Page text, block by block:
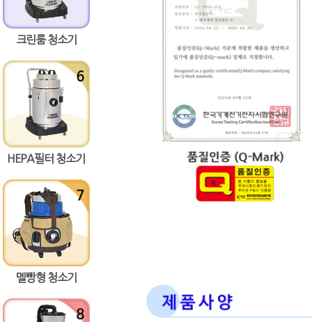
크린룸 청소기
HEPA필터 청소기
멜빵형 청소기